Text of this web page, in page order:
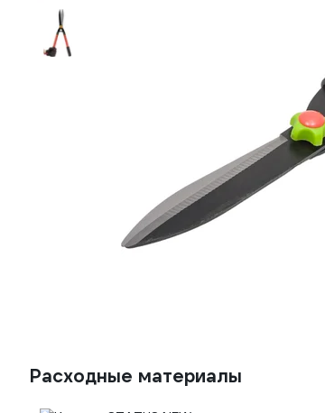
Расходные материалы